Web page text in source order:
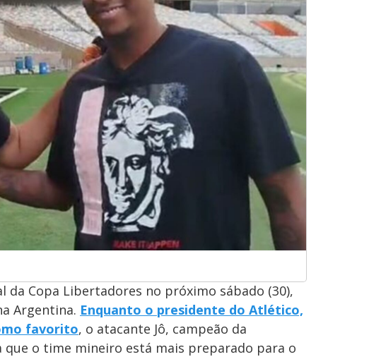
Copa Libertadores no próximo sábado (30),
Argentina. Enquanto o presidente do Atlético,
favorito, o atacante Jô, campeão da
que o time mineiro está mais preparado para o